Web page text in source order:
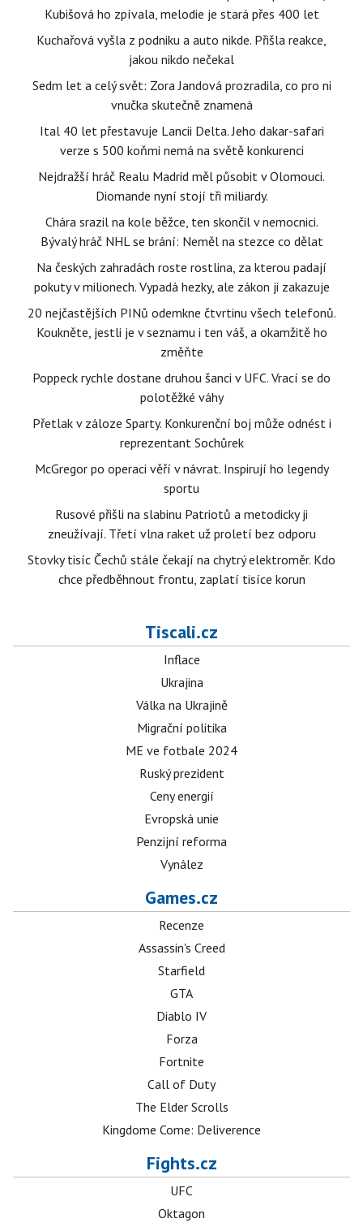
Kubišová ho zpívala, melodie je stará přes 400 let
Kuchařová vyšla z podniku a auto nikde. Přišla reakce,
jakou nikdo nečekal
Sedm let a celý svět: Zora Jandová prozradila, co pro ni
vnučka skutečně znamená
Ital 40 let přestavuje Lancii Delta. Jeho dakar-safari
verze s 500 koňmi nemá na světě konkurenci
Nejdražší hráč Realu Madrid měl působit v Olomouci.
Diomande nyní stojí tři miliardy.
Chára srazil na kole běžce, ten skončil v nemocnici.
Bývalý hráč NHL se brání: Neměl na stezce co dělat
Na českých zahradách roste rostlina, za kterou padají
pokuty v milionech. Vypadá hezky, ale zákon ji zakazuje
20 nejčastějších PINů odemkne čtvrtinu všech telefonů.
Koukněte, jestli je v seznamu i ten váš, a okamžitě ho
změňte
Poppeck rychle dostane druhou šanci v UFC. Vrací se do
polotěžké váhy
Přetlak v záloze Sparty. Konkurenční boj může odnést i
reprezentant Sochůrek
McGregor po operaci věří v návrat. Inspirují ho legendy
sportu
Rusové přišli na slabinu Patriotů a metodicky ji
zneužívají. Třetí vlna raket už proletí bez odporu
Stovky tisíc Čechů stále čekají na chytrý elektroměr. Kdo
chce předběhnout frontu, zaplatí tisíce korun
Tiscali.cz
Inflace
Ukrajina
Válka na Ukrajině
Migrační politika
ME ve fotbale 2024
Ruský prezident
Ceny energií
Evropská unie
Penzijní reforma
Vynález
Games.cz
Recenze
Assassin's Creed
Starfield
GTA
Diablo IV
Forza
Fortnite
Call of Duty
The Elder Scrolls
Kingdome Come: Deliverence
Fights.cz
UFC
Oktagon